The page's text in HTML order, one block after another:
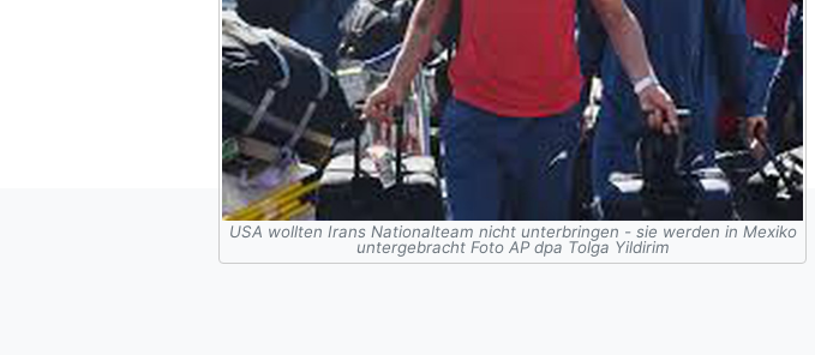
USA wollten Irans Nationalteam nicht unterbringen - sie werden in Mexiko
untergebracht Foto AP dpa Tolga Yildirim